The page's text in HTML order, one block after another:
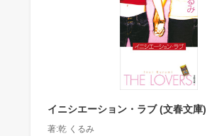
イニシエーション・ラブ (文春文庫)
著:乾 くるみ